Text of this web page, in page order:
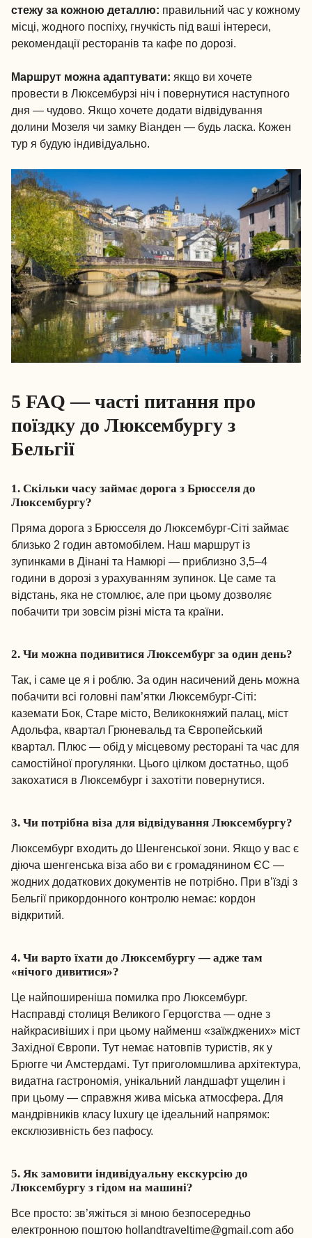
стежу за кожною деталлю: правильний час у кожному
місці, жодного поспіху, гнучкість під ваші інтереси,
рекомендації ресторанів та кафе по дорозі.
Маршрут можна адаптувати: якщо ви хочете
провести в Люксембурзі ніч і повернутися наступного
дня — чудово. Якщо хочете додати відвідування
долини Мозеля чи замку Віанден — будь ласка. Кожен
тур я будую індивідуально.
5 FAQ — часті питання про
поїздку до Люксембургу з
Бельгії
1. Скільки часу займає дорога з Брюсселя до
Люксембургу?
Пряма дорога з Брюсселя до Люксембург-Сіті займає
близько 2 годин автомобілем. Наш маршрут із
зупинками в Дінані та Намюрі — приблизно 3,5–4
години в дорозі з урахуванням зупинок. Це саме та
відстань, яка не стомлює, але при цьому дозволяє
побачити три зовсім різні міста та країни.
2. Чи можна подивитися Люксембург за один день?
Так, і саме це я і роблю. За один насичений день можна
побачити всі головні пам’ятки Люксембург-Сіті:
каземати Бок, Старе місто, Великокняжий палац, міст
Адольфа, квартал Грюневальд та Європейський
квартал. Плюс — обід у місцевому ресторані та час для
самостійної прогулянки. Цього цілком достатньо, щоб
закохатися в Люксембург і захотіти повернутися.
3. Чи потрібна віза для відвідування Люксембургу?
Люксембург входить до Шенгенської зони. Якщо у вас є
діюча шенгенська віза або ви є громадянином ЄС —
жодних додаткових документів не потрібно. При в’їзді з
Бельгії прикордонного контролю немає: кордон
відкритий.
4. Чи варто їхати до Люксембургу — адже там
«нічого дивитися»?
Це найпоширеніша помилка про Люксембург.
Насправді столиця Великого Герцогства — одне з
найкрасивіших і при цьому найменш «заїжджених» міст
Західної Європи. Тут немає натовпів туристів, як у
Брюгге чи Амстердамі. Тут приголомшлива архітектура,
видатна гастрономія, унікальний ландшафт ущелин і
при цьому — справжня жива міська атмосфера. Для
мандрівників класу luxury це ідеальний напрямок:
ексклюзивність без пафосу.
5. Як замовити індивідуальну екскурсію до
Люксембургу з гідом на машині?
Все просто: зв’яжіться зі мною безпосередньо
електронною поштою hollandtraveltime@gmail.com або